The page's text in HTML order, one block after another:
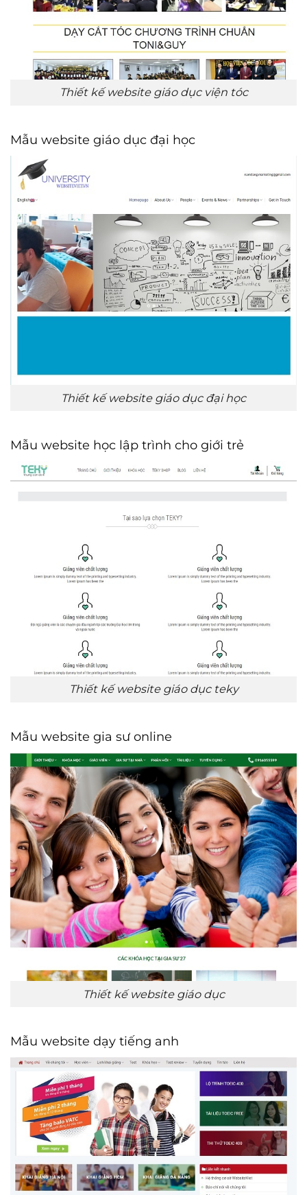
Thiết kế website giáo dục viện tóc
Mẫu website giáo dục đại học
Thiết kế website giáo dục đại học
Mẫu website học lập trình cho giới trẻ
Thiết kế website giáo dục teky
Mẫu website gia sư online
Thiết kế website giáo dục
Mẫu website dạy tiếng anh